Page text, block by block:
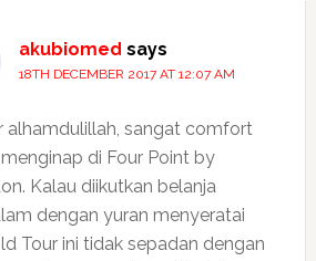
akubiomed says
18TH DECEMBER 2017 AT 12:07 AM
alhamdulillah, sangat comfort
di Four Point by
Kalau diikutkan belanja
dengan yuran menyeratai
Tour ini tidak sepadan dengan